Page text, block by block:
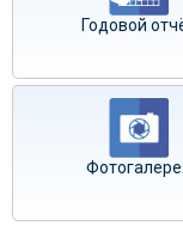
Годовой